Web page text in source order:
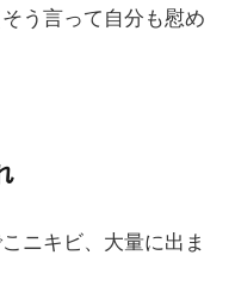
う言って自分も慰め
ニキビ、大量に出ま